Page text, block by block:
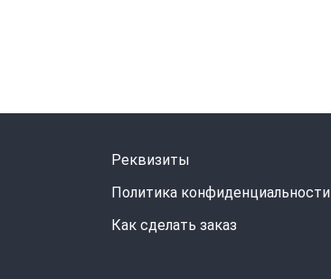
Реквизиты
Политика конфиденциальности
Как сделать заказ